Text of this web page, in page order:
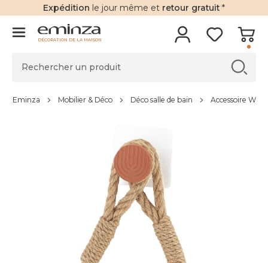
Expédition le jour même et retour gratuit *
DÉCORATION DE LA MAISON
Eminza Mobilier & Déco Déco salle de bain Accessoire WC